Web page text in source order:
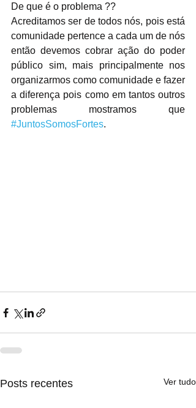
De que é o problema ??
Acreditamos ser de todos nós, pois está
comunidade pertence a cada um de nós
então devemos cobrar ação do poder
público sim, mais principalmente nos
organizarmos como comunidade e fazer
a diferença pois como em tantos outros
#JuntosSomosFortes.
Posts recentes Ver tudo